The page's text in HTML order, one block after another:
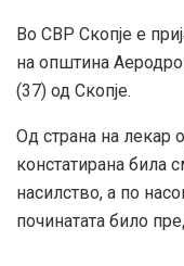
Во СВР Скопје е
на општина
(37) од Скопје.
Од страна на
констатирана била
насилство, а по
починатата било